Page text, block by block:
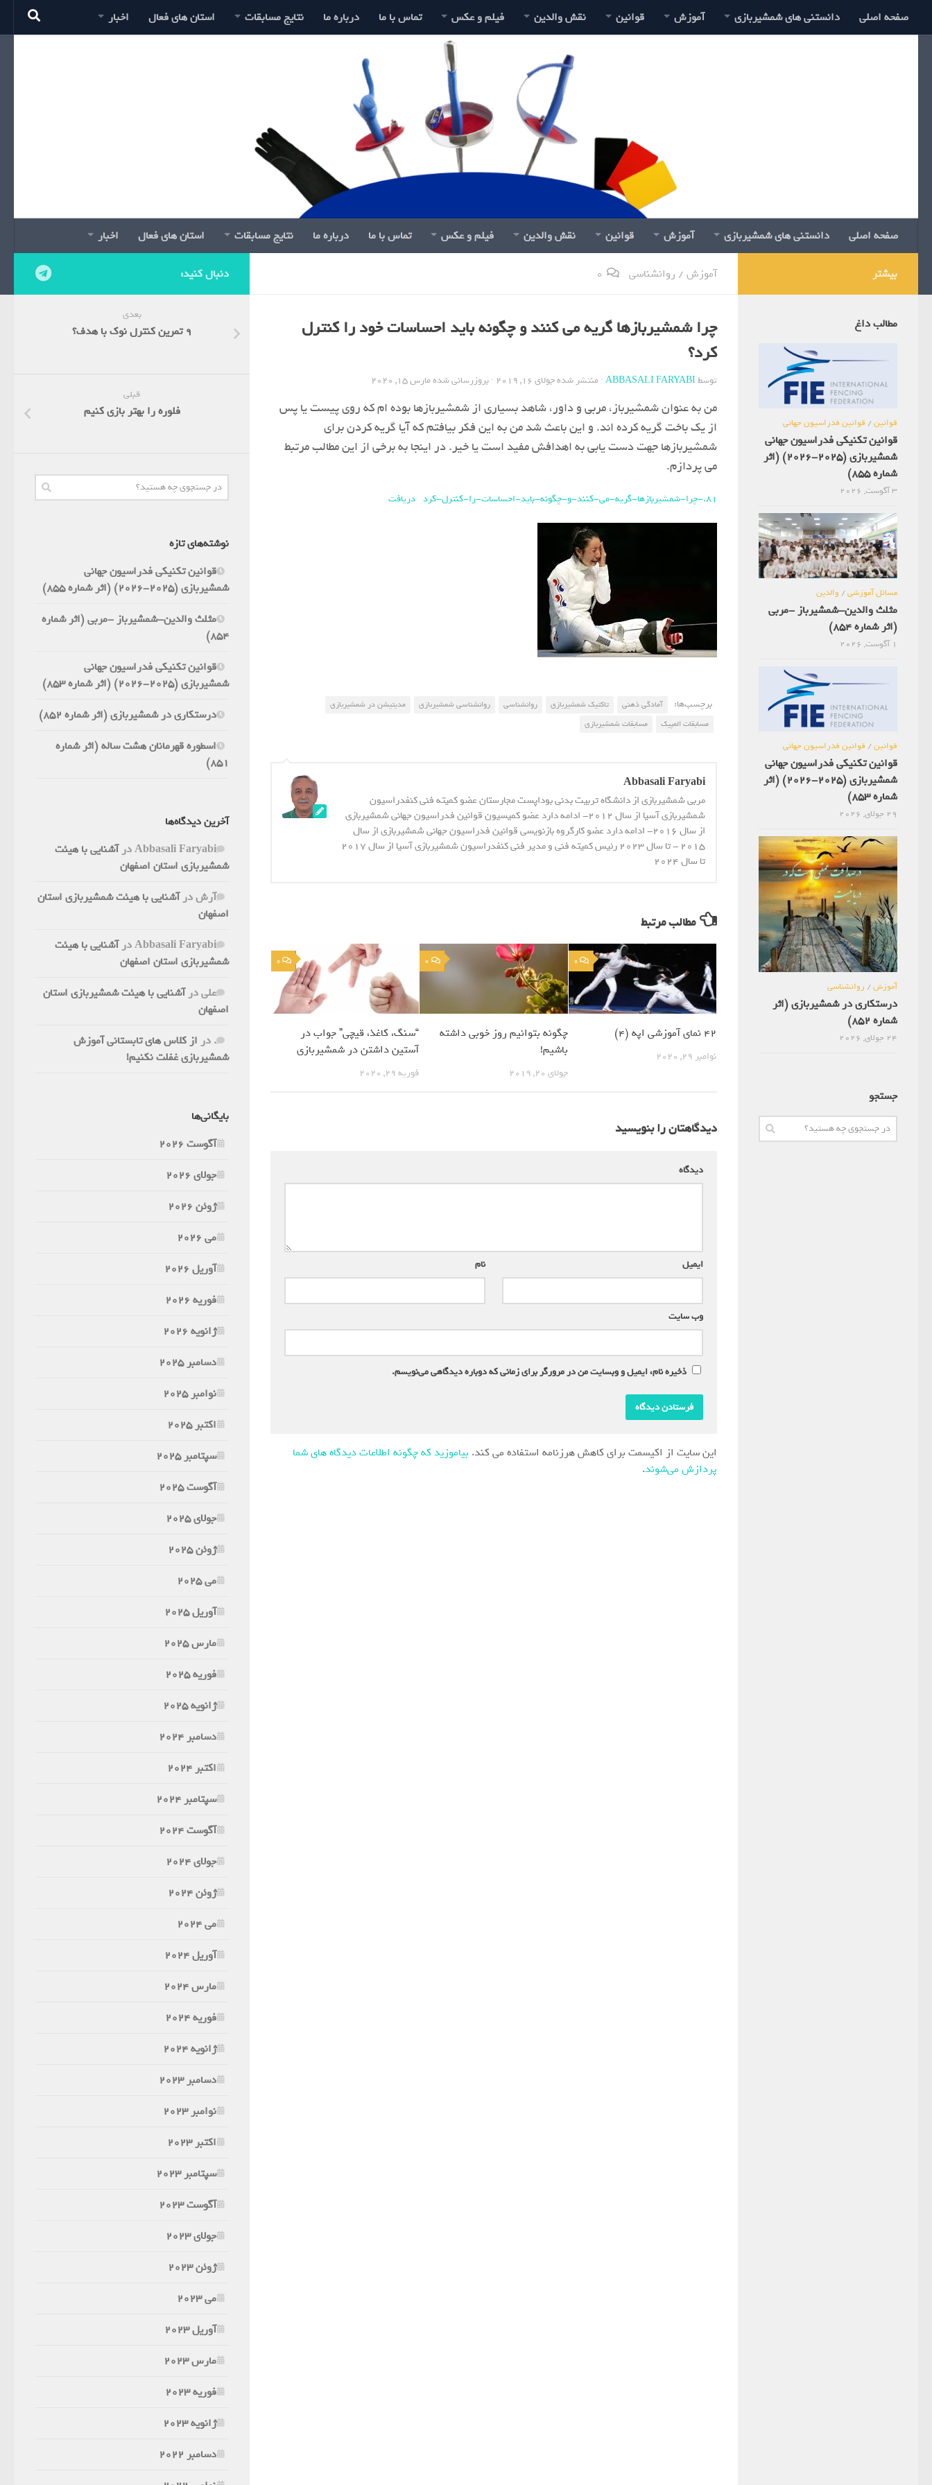
صفحه اصلی دانستنی های شمشیربازی آموزش قوانین نقش والدین فیلم و عکس تماس با ما درباره ما نتایج مسابقات استان های فعال اخبار
صفحه اصلی دانستنی های شمشیربازی آموزش قوانین نقش والدین فیلم و عکس تماس با ما درباره ما نتایج مسابقات استان های فعال اخبار
آموزش / روانشناسی 0
چرا شمشیربازها گریه می کنند و چگونه باید احساسات خود را کنترل
کرد؟
توسطABBASALI FARYABI · منتشر شدهجولای 16, 2019 · بروزرسانی شدهمارس 15, 2020
من به عنوان شمشیرباز، مربی و داور، شاهد بسیاری از شمشیربازها بوده ام که روی پیست یا پس
از یک باخت گریه کرده اند. و این باعث شد من به این فکر بیافتم که آیا گریه کردن برای
شمشیربازها جهت دست یابی به اهدافش مفید است یا خیر. در اینجا به برخی از این مطالب مرتبط
می پردازم.
81.-چرا-شمشیربازها-گریه-می-کنند-و-چگونه-باید-احساسات-را-کنترل-کرد دریافت
برچسب‌ها: آمادگی ذهنی تاکتیک شمشیربازی روانشناسی روانشناسی شمشیربازی
مدیتیشن در شمشیربازی
مسابقات المپیک
مسابقات شمشیربازی
Abbasali Faryabi
مربی شمشیربازی از دانشگاه تربیت بدنی بوداپست مجارستان عضو کمیته فنی کنفدراسیون
شمشیربازی آسیا از سال 2012- ادامه دارد عضو کمیسیون قوانین فدراسیون جهانی شمشیربازی
از سال 2016- ادامه دارد عضو کارگروه بازنویسی قوانین فدراسیون جهانی شمشیربازی از سال
2015 - تا سال 2023 رئیس کمیته فنی و مدیر فنی کنفدراسیون شمشیربازی آسیا از سال 2017
تا سال 2024
مطالب مرتبط
0
42 نمای آموزشی اپه (4)
نوامبر 29, 2020
0
چگونه بتوانیم روز خوبی داشته
باشیم!
جولای 20, 2019
0
“سنگ، کاغذ، قیچی” جواب در
آستین داشتن در شمشیربازی
فوریه 29, 2020
دیدگاهتان را بنویسید
دیدگاه
نام ایمیل
وب‌ سایت
ذخیره نام، ایمیل و وبسایت من در مرورگر برای زمانی که دوباره دیدگاهی می‌نویسم.
این سایت از اکیسمت برای کاهش هرزنامه استفاده می کند. بیاموزید که چگونه اطلاعات دیدگاه های شما
پردازش می‌شوند.
دنبال کنید:
بعدی
9 تمرین کنترل نوک با هدف؟
قبلی
فلوره را بهتر بازی کنیم
نوشته‌های تازه
قوانین تکنیکی فدراسیون جهانی
شمشیربازی (2025-2026) (اثر شماره 855)
مثلث والدین-شمشیرباز -مربی (اثر شماره
854)
قوانین تکنیکی فدراسیون جهانی
شمشیربازی (2025-2026) (اثر شماره 853)
درستکاری در شمشیربازی (اثر شماره 852)
اسطوره قهرمانان هشت ساله (اثر شماره
851)
آخرین دیدگاه‌ها
Abbasali Faryabiدرآشنایی با هیئت
شمشیربازی استان اصفهان
آرشدرآشنایی با هیئت شمشیربازی استان
اصفهان
Abbasali Faryabiدرآشنایی با هیئت
شمشیربازی استان اصفهان
علیدرآشنایی با هیئت شمشیربازی استان
اصفهان
. در از کلاس های تابستانی آموزش
شمشیربازی غفلت نکنیم!
بایگانی‌ها
آگوست 2026
جولای 2026
ژوئن 2026
می 2026
آوریل 2026
فوریه 2026
ژانویه 2026
دسامبر 2025
نوامبر 2025
اکتبر 2025
سپتامبر 2025
آگوست 2025
جولای 2025
ژوئن 2025
می 2025
آوریل 2025
مارس 2025
فوریه 2025
ژانویه 2025
دسامبر 2024
اکتبر 2024
سپتامبر 2024
آگوست 2024
جولای 2024
ژوئن 2024
می 2024
آوریل 2024
مارس 2024
فوریه 2024
ژانویه 2024
دسامبر 2023
نوامبر 2023
اکتبر 2023
سپتامبر 2023
آگوست 2023
جولای 2023
ژوئن 2023
می 2023
آوریل 2023
مارس 2023
فوریه 2023
ژانویه 2023
دسامبر 2022
بیشتر
مطالب داغ
قوانین/ قوانین فدراسیون جهانی
قوانین تکنیکی فدراسیون جهانی
شمشیربازی (2025-2026) (اثر
شماره 855)
3 آگوست, 2026
مسائل آموزشی/ والدین
مثلث والدین-شمشیرباز -مربی
(اثر شماره 854)
1 آگوست, 2026
قوانین/ قوانین فدراسیون جهانی
قوانین تکنیکی فدراسیون جهانی
شمشیربازی (2025-2026) (اثر
شماره 853)
29 جولای, 2026
آموزش/ روانشناسی
درستکاری در شمشیربازی (اثر
شماره 852)
24 جولای, 2026
جستجو